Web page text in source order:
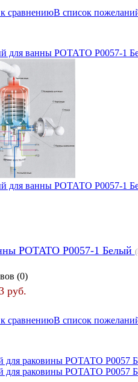
сравнениюВ список
РОТАТО Р0057-1 Белый
(0)
руб.
сравнениюВ список